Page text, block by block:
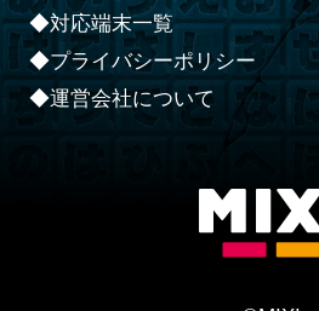
◆対応端末一覧
◆プライバシーポリシー
◆運営会社について